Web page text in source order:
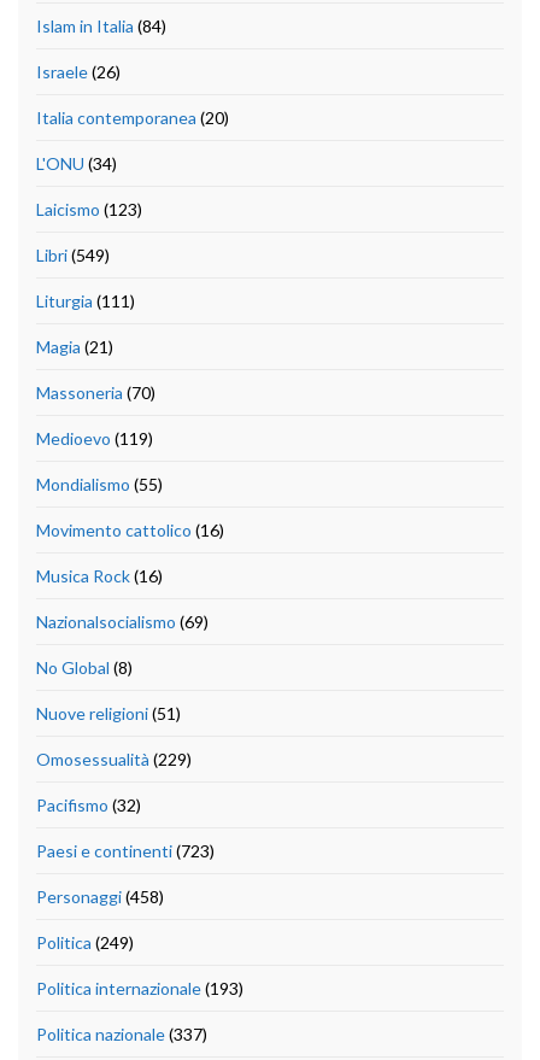
Islam in Italia (84)
Israele(26)
Italia contemporanea (20)
L'ONU (34)
Laicismo (123)
Libri(549)
Liturgia (111)
Magia (21)
Massoneria (70)
Medioevo (119)
Mondialismo (55)
Movimento cattolico (16)
Musica Rock(16)
Nazionalsocialismo (69)
No Global (8)
Nuove religioni(51)
Omosessualità (229)
Pacifismo (32)
Paesi e continenti(723)
Personaggi(458)
Politica (249)
Politica internazionale(193)
Politica nazionale(337)